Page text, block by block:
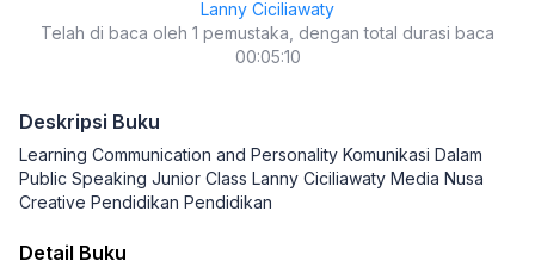
Class
Lanny Ciciliawaty
Telah di baca oleh 1 pemustaka, dengan total durasi baca
00:05:10
Deskripsi Buku
Learning Communication and Personality Komunikasi Dalam
Public Speaking Junior Class Lanny Ciciliawaty Media Nusa
Creative Pendidikan Pendidikan
Detail Buku